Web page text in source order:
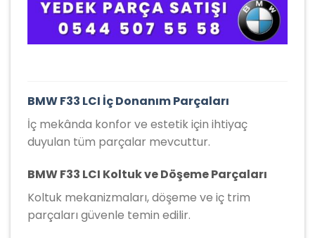
BMW F33 LCI İç Donanım Parçaları
İç mekânda konfor ve estetik için ihtiyaç
duyulan tüm parçalar mevcuttur.
BMW F33 LCI Koltuk ve Döşeme Parçaları
Koltuk mekanizmaları, döşeme ve iç trim
parçaları güvenle temin edilir.